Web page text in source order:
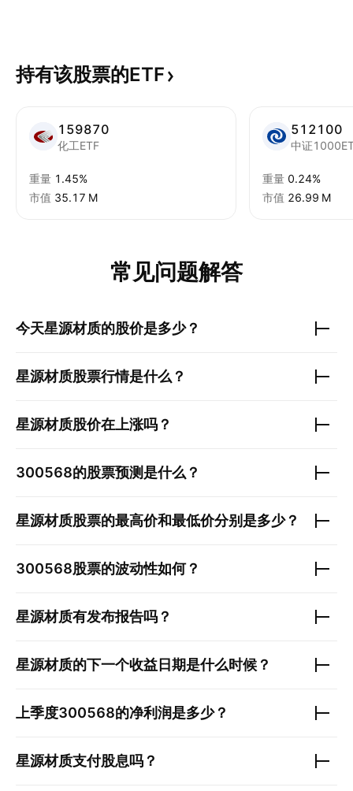
持有该股票的ETF
159870
化工ETF
重量 1.45%
市值 ‪35.17 M‬
512100
中证
重量 0.24%
市值 ‪26.99 M‬
常见问题解答
今天星源材质的股价是多少？
星源材质股票行情是什么？
星源材质股价在上涨吗？
300568的股票预测是什么？
星源材质股票的最高价和最低价分别是多少？
300568股票的波动性如何？
星源材质有发布报告吗？
星源材质的下一个收益日期是什么时候？
上季度300568的净利润是多少？
星源材质支付股息吗？